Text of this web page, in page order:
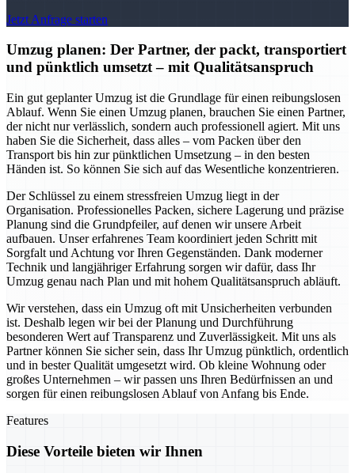
Jetzt Anfrage starten
Umzug planen: Der Partner, der packt, transportiert
und pünktlich umsetzt – mit Qualitätsanspruch
Ein gut geplanter Umzug ist die Grundlage für einen reibungslosen
Ablauf. Wenn Sie einen Umzug planen, brauchen Sie einen Partner,
der nicht nur verlässlich, sondern auch professionell agiert. Mit uns
haben Sie die Sicherheit, dass alles – vom Packen über den
Transport bis hin zur pünktlichen Umsetzung – in den besten
Händen ist. So können Sie sich auf das Wesentliche konzentrieren.
Der Schlüssel zu einem stressfreien Umzug liegt in der
Organisation. Professionelles Packen, sichere Lagerung und präzise
Planung sind die Grundpfeiler, auf denen wir unsere Arbeit
aufbauen. Unser erfahrenes Team koordiniert jeden Schritt mit
Sorgfalt und Achtung vor Ihren Gegenständen. Dank moderner
Technik und langjähriger Erfahrung sorgen wir dafür, dass Ihr
Umzug genau nach Plan und mit hohem Qualitätsanspruch abläuft.
Wir verstehen, dass ein Umzug oft mit Unsicherheiten verbunden
ist. Deshalb legen wir bei der Planung und Durchführung
besonderen Wert auf Transparenz und Zuverlässigkeit. Mit uns als
Partner können Sie sicher sein, dass Ihr Umzug pünktlich, ordentlich
und in bester Qualität umgesetzt wird. Ob kleine Wohnung oder
großes Unternehmen – wir passen uns Ihren Bedürfnissen an und
sorgen für einen reibungslosen Ablauf von Anfang bis Ende.
Features
Diese Vorteile bieten wir Ihnen